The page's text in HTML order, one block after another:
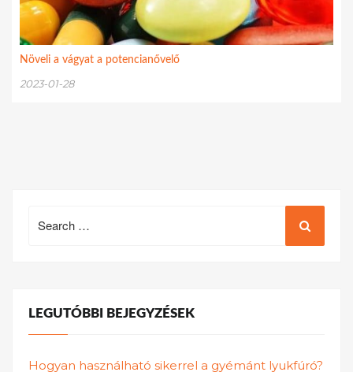
Növeli a vágyat a potencianővelő
2023-01-28
for:
LEGUTÓBBI BEJEGYZÉSEK
Hogyan használható sikerrel a gyémánt lyukfúró?